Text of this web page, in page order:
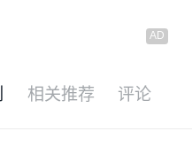
相关推荐 评论